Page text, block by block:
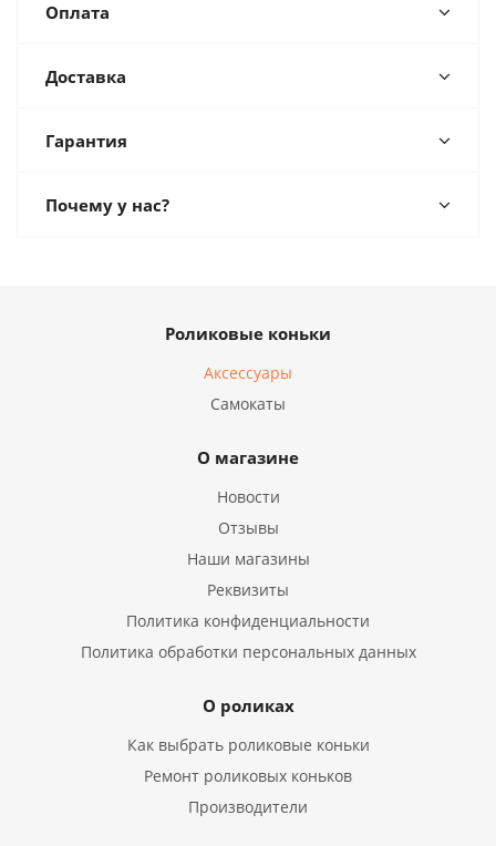
Оплата
Доставка
Гарантия
Почему у нас?
Роликовые коньки
Аксессуары
Самокаты
О магазине
Новости
Отзывы
Наши магазины
Реквизиты
Политика конфиденциальности
Политика обработки персональных данных
О роликах
Как выбрать роликовые коньки
Ремонт роликовых коньков
Производители